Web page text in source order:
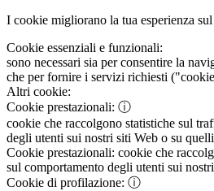
I cookie migliorano la tua esperienza
Cookie essenziali e funzionali:
sono necessari sia per consentire la
che per fornire i servizi richiesti
Altri cookie:
Cookie prestazionali: ⓘ
cookie che raccolgono statistiche sul
degli utenti sui nostri siti Web o su
Cookie prestazionali: cookie che
sul comportamento degli utenti sui
Cookie di profilazione: ⓘ